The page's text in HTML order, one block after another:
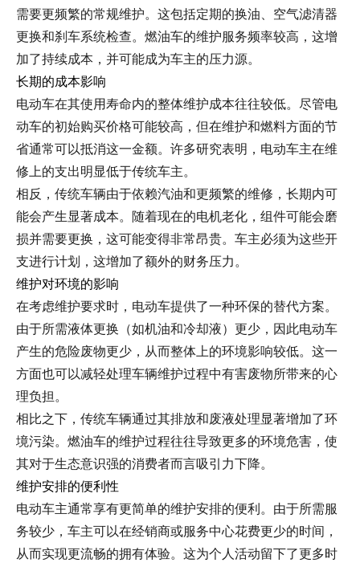
需要更频繁的常规维护。这包括定期的换油、空气滤清器
更换和刹车系统检查。燃油车的维护服务频率较高，这增
加了持续成本，并可能成为车主的压力源。
长期的成本影响
电动车在其使用寿命内的整体维护成本往往较低。尽管电
动车的初始购买价格可能较高，但在维护和燃料方面的节
省通常可以抵消这一金额。许多研究表明，电动车主在维
修上的支出明显低于传统车主。
相反，传统车辆由于依赖汽油和更频繁的维修，长期内可
能会产生显著成本。随着现在的电机老化，组件可能会磨
损并需要更换，这可能变得非常昂贵。车主必须为这些开
支进行计划，这增加了额外的财务压力。
维护对环境的影响
在考虑维护要求时，电动车提供了一种环保的替代方案。
由于所需液体更换（如机油和冷却液）更少，因此电动车
产生的危险废物更少，从而整体上的环境影响较低。这一
方面也可以减轻处理车辆维护过程中有害废物所带来的心
理负担。
相比之下，传统车辆通过其排放和废液处理显著增加了环
境污染。燃油车的维护过程往往导致更多的环境危害，使
其对于生态意识强的消费者而言吸引力下降。
维护安排的便利性
电动车主通常享有更简单的维护安排的便利。由于所需服
务较少，车主可以在经销商或服务中心花费更少的时间，
从而实现更流畅的拥有体验。这为个人活动留下了更多时